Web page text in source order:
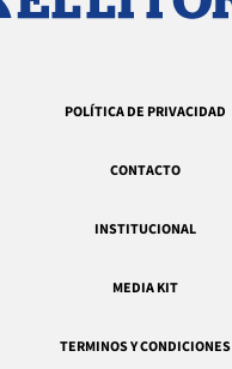
POLÍTICA DE PRIVACIDAD
CONTACTO
INSTITUCIONAL
MEDIA KIT
TERMINOS Y CONDICIONES